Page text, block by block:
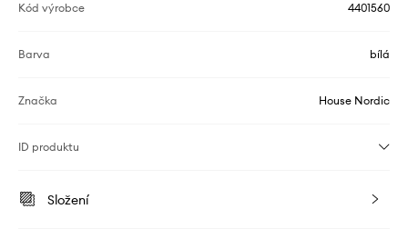
Kód výrobce 4401560
Barva bílá
Značka House Nordic
ID produktu
Složení